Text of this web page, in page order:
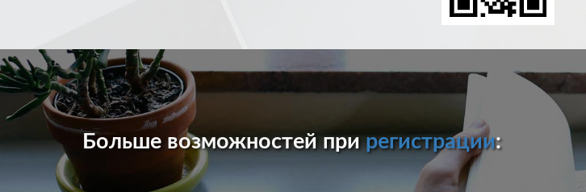
Больше возможностей прирегистрации: